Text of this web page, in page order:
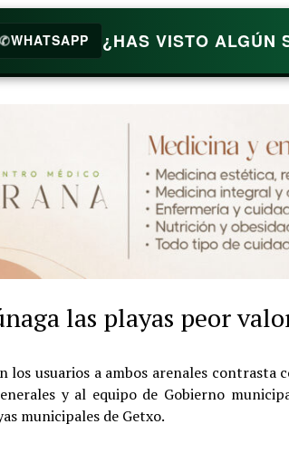
✆WHATSAPP ¿HAS VISTO ALGÚN
las playas peor
los usuarios a ambos arenales contrasta
y al equipo de Gobierno
municipales de Getxo.